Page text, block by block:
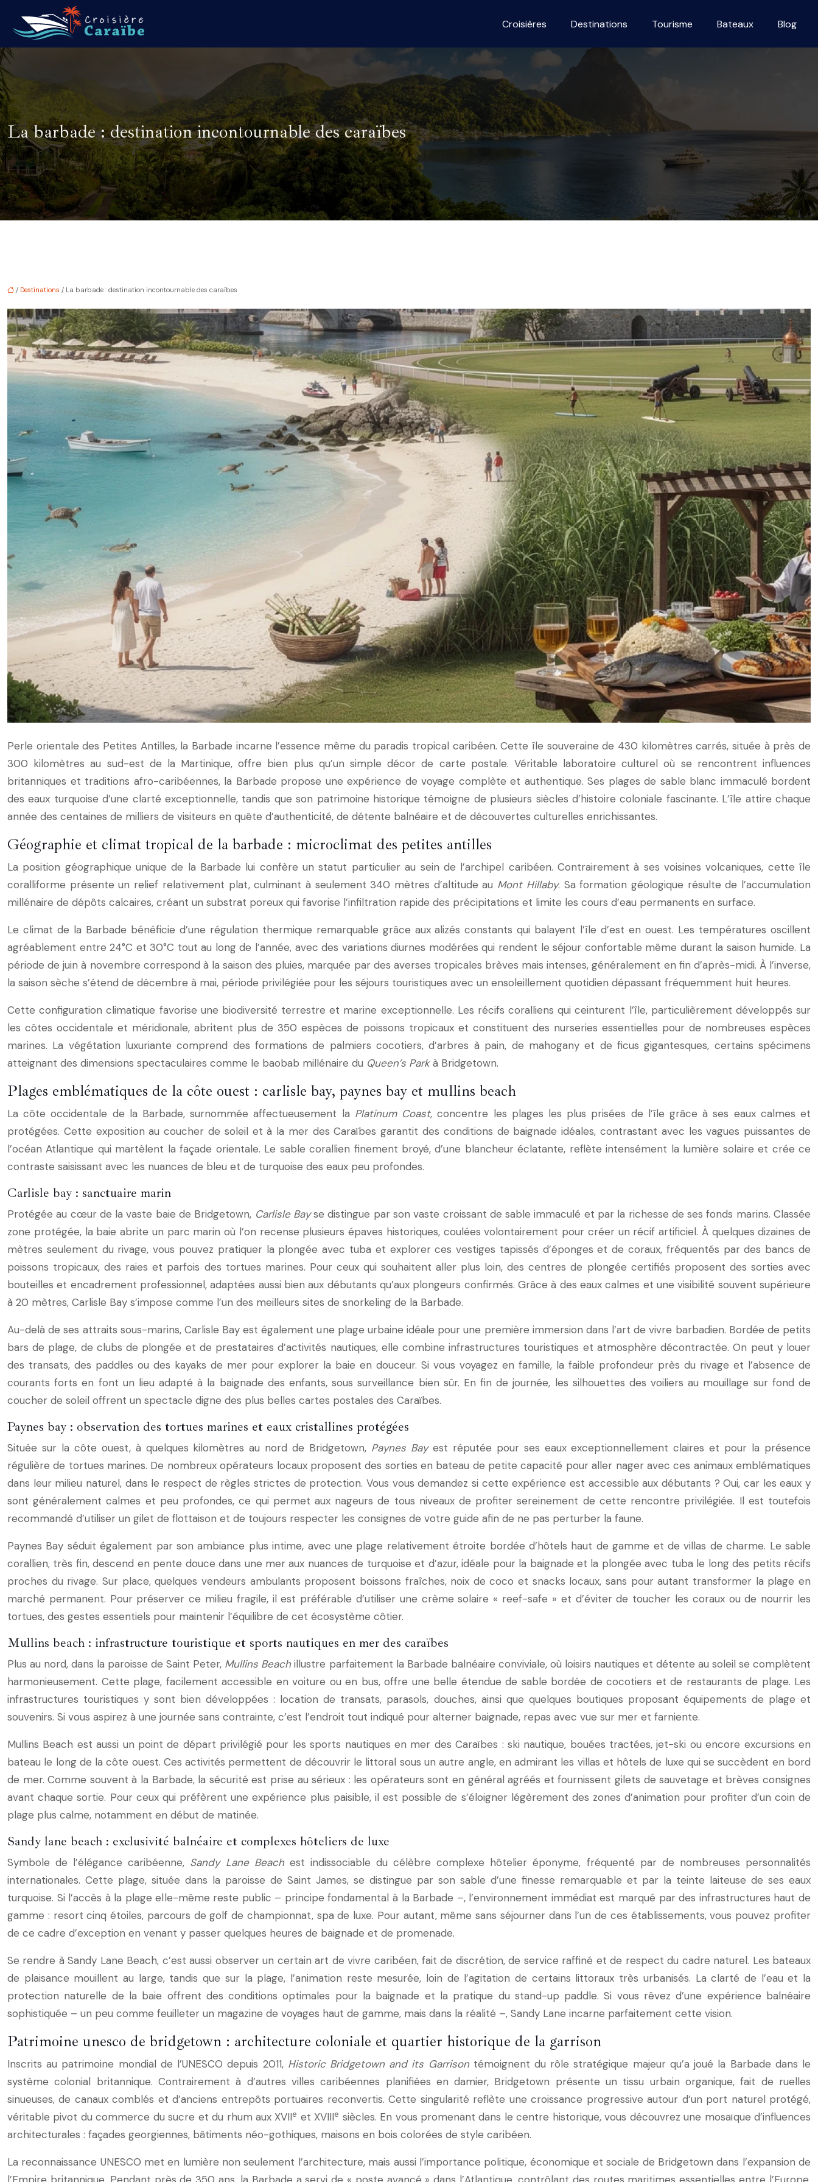
Croisières Destinations Tourisme Bateaux Blog
La barbade : destination incontournable des caraïbes
/ Destinations / La barbade : destination incontournable des caraïbes
Perle orientale des Petites Antilles, la Barbade incarne l’essence même du paradis tropical caribéen. Cette île souveraine de 430 kilomètres carrés, située à près de
300 kilomètres au sud-est de la Martinique, offre bien plus qu’un simple décor de carte postale. Véritable laboratoire culturel où se rencontrent influences
britanniques et traditions afro-caribéennes, la Barbade propose une expérience de voyage complète et authentique. Ses plages de sable blanc immaculé bordent
des eaux turquoise d’une clarté exceptionnelle, tandis que son patrimoine historique témoigne de plusieurs siècles d’histoire coloniale fascinante. L’île attire chaque
année des centaines de milliers de visiteurs en quête d’authenticité, de détente balnéaire et de découvertes culturelles enrichissantes.
Géographie et climat tropical de la barbade : microclimat des petites antilles
La position géographique unique de la Barbade lui confère un statut particulier au sein de l’archipel caribéen. Contrairement à ses voisines volcaniques, cette île
coralliforme présente un relief relativement plat, culminant à seulement 340 mètres d’altitude au Mont Hillaby. Sa formation géologique résulte de l’accumulation
millénaire de dépôts calcaires, créant un substrat poreux qui favorise l’infiltration rapide des précipitations et limite les cours d’eau permanents en surface.
Le climat de la Barbade bénéficie d’une régulation thermique remarquable grâce aux alizés constants qui balayent l’île d’est en ouest. Les températures oscillent
agréablement entre 24°C et 30°C tout au long de l’année, avec des variations diurnes modérées qui rendent le séjour confortable même durant la saison humide. La
période de juin à novembre correspond à la saison des pluies, marquée par des averses tropicales brèves mais intenses, généralement en fin d’après-midi. À l’inverse,
la saison sèche s’étend de décembre à mai, période privilégiée pour les séjours touristiques avec un ensoleillement quotidien dépassant fréquemment huit heures.
Cette configuration climatique favorise une biodiversité terrestre et marine exceptionnelle. Les récifs coralliens qui ceinturent l’île, particulièrement développés sur
les côtes occidentale et méridionale, abritent plus de 350 espèces de poissons tropicaux et constituent des nurseries essentielles pour de nombreuses espèces
marines. La végétation luxuriante comprend des formations de palmiers cocotiers, d’arbres à pain, de mahogany et de ficus gigantesques, certains spécimens
atteignant des dimensions spectaculaires comme le baobab millénaire du Queen’s Parkà Bridgetown.
Plages emblématiques de la côte ouest : carlisle bay, paynes bay et mullins beach
La côte occidentale de la Barbade, surnommée affectueusement la Platinum Coast, concentre les plages les plus prisées de l’île grâce à ses eaux calmes et
protégées. Cette exposition au coucher de soleil et à la mer des Caraïbes garantit des conditions de baignade idéales, contrastant avec les vagues puissantes de
l’océan Atlantique qui martèlent la façade orientale. Le sable corallien finement broyé, d’une blancheur éclatante, reflète intensément la lumière solaire et crée ce
contraste saisissant avec les nuances de bleu et de turquoise des eaux peu profondes.
Carlisle bay : sanctuaire marin
Protégée au cœur de la vaste baie de Bridgetown, Carlisle Bayse distingue par son vaste croissant de sable immaculé et par la richesse de ses fonds marins. Classée
zone protégée, la baie abrite un parc marin où l’on recense plusieurs épaves historiques, coulées volontairement pour créer un récif artificiel. À quelques dizaines de
mètres seulement du rivage, vous pouvez pratiquer la plongée avec tuba et explorer ces vestiges tapissés d’éponges et de coraux, fréquentés par des bancs de
poissons tropicaux, des raies et parfois des tortues marines. Pour ceux qui souhaitent aller plus loin, des centres de plongée certifiés proposent des sorties avec
bouteilles et encadrement professionnel, adaptées aussi bien aux débutants qu’aux plongeurs confirmés. Grâce à des eaux calmes et une visibilité souvent supérieure
à 20 mètres, Carlisle Bay s’impose comme l’un des meilleurs sites de snorkeling de la Barbade.
Au-delà de ses attraits sous-marins, Carlisle Bay est également une plage urbaine idéale pour une première immersion dans l’art de vivre barbadien. Bordée de petits
bars de plage, de clubs de plongée et de prestataires d’activités nautiques, elle combine infrastructures touristiques et atmosphère décontractée. On peut y louer
des transats, des paddles ou des kayaks de mer pour explorer la baie en douceur. Si vous voyagez en famille, la faible profondeur près du rivage et l’absence de
courants forts en font un lieu adapté à la baignade des enfants, sous surveillance bien sûr. En fin de journée, les silhouettes des voiliers au mouillage sur fond de
coucher de soleil offrent un spectacle digne des plus belles cartes postales des Caraïbes.
Paynes bay : observation des tortues marines et eaux cristallines protégées
Située sur la côte ouest, à quelques kilomètres au nord de Bridgetown, Paynes Bayest réputée pour ses eaux exceptionnellement claires et pour la présence
régulière de tortues marines. De nombreux opérateurs locaux proposent des sorties en bateau de petite capacité pour aller nager avec ces animaux emblématiques
dans leur milieu naturel, dans le respect de règles strictes de protection. Vous vous demandez si cette expérience est accessible aux débutants ? Oui, car les eaux y
sont généralement calmes et peu profondes, ce qui permet aux nageurs de tous niveaux de profiter sereinement de cette rencontre privilégiée. Il est toutefois
recommandé d’utiliser un gilet de flottaison et de toujours respecter les consignes de votre guide afin de ne pas perturber la faune.
Paynes Bay séduit également par son ambiance plus intime, avec une plage relativement étroite bordée d’hôtels haut de gamme et de villas de charme. Le sable
corallien, très fin, descend en pente douce dans une mer aux nuances de turquoise et d’azur, idéale pour la baignade et la plongée avec tuba le long des petits récifs
proches du rivage. Sur place, quelques vendeurs ambulants proposent boissons fraîches, noix de coco et snacks locaux, sans pour autant transformer la plage en
marché permanent. Pour préserver ce milieu fragile, il est préférable d’utiliser une crème solaire « reef-safe » et d’éviter de toucher les coraux ou de nourrir les
tortues, des gestes essentiels pour maintenir l’équilibre de cet écosystème côtier.
Mullins beach : infrastructure touristique et sports nautiques en mer des caraïbes
Plus au nord, dans la paroisse de Saint Peter, Mullins Beachillustre parfaitement la Barbade balnéaire conviviale, où loisirs nautiques et détente au soleil se complètent
harmonieusement. Cette plage, facilement accessible en voiture ou en bus, offre une belle étendue de sable bordée de cocotiers et de restaurants de plage. Les
infrastructures touristiques y sont bien développées : location de transats, parasols, douches, ainsi que quelques boutiques proposant équipements de plage et
souvenirs. Si vous aspirez à une journée sans contrainte, c’est l’endroit tout indiqué pour alterner baignade, repas avec vue sur mer et farniente.
Mullins Beach est aussi un point de départ privilégié pour les sports nautiques en mer des Caraïbes : ski nautique, bouées tractées, jet-ski ou encore excursions en
bateau le long de la côte ouest. Ces activités permettent de découvrir le littoral sous un autre angle, en admirant les villas et hôtels de luxe qui se succèdent en bord
de mer. Comme souvent à la Barbade, la sécurité est prise au sérieux : les opérateurs sont en général agréés et fournissent gilets de sauvetage et brèves consignes
avant chaque sortie. Pour ceux qui préfèrent une expérience plus paisible, il est possible de s’éloigner légèrement des zones d’animation pour profiter d’un coin de
plage plus calme, notamment en début de matinée.
Sandy lane beach : exclusivité balnéaire et complexes hôteliers de luxe
Symbole de l’élégance caribéenne, Sandy Lane Beachest indissociable du célèbre complexe hôtelier éponyme, fréquenté par de nombreuses personnalités
internationales. Cette plage, située dans la paroisse de Saint James, se distingue par son sable d’une finesse remarquable et par la teinte laiteuse de ses eaux
turquoise. Si l’accès à la plage elle-même reste public – principe fondamental à la Barbade –, l’environnement immédiat est marqué par des infrastructures haut de
gamme : resort cinq étoiles, parcours de golf de championnat, spa de luxe. Pour autant, même sans séjourner dans l’un de ces établissements, vous pouvez profiter
de ce cadre d’exception en venant y passer quelques heures de baignade et de promenade.
Se rendre à Sandy Lane Beach, c’est aussi observer un certain art de vivre caribéen, fait de discrétion, de service raffiné et de respect du cadre naturel. Les bateaux
de plaisance mouillent au large, tandis que sur la plage, l’animation reste mesurée, loin de l’agitation de certains littoraux très urbanisés. La clarté de l’eau et la
protection naturelle de la baie offrent des conditions optimales pour la baignade et la pratique du stand-up paddle. Si vous rêvez d’une expérience balnéaire
sophistiquée – un peu comme feuilleter un magazine de voyages haut de gamme, mais dans la réalité –, Sandy Lane incarne parfaitement cette vision.
Patrimoine unesco de bridgetown : architecture coloniale et quartier historique de la garrison
Inscrits au patrimoine mondial de l’UNESCO depuis 2011, Historic Bridgetown and its Garrisontémoignent du rôle stratégique majeur qu’a joué la Barbade dans le
système colonial britannique. Contrairement à d’autres villes caribéennes planifiées en damier, Bridgetown présente un tissu urbain organique, fait de ruelles
sinueuses, de canaux comblés et d’anciens entrepôts portuaires reconvertis. Cette singularité reflète une croissance progressive autour d’un port naturel protégé,
véritable pivot du commerce du sucre et du rhum aux XVIIe et XVIIIe siècles. En vous promenant dans le centre historique, vous découvrez une mosaïque d’influences
architecturales : façades georgiennes, bâtiments néo-gothiques, maisons en bois colorées de style caribéen.
La reconnaissance UNESCO met en lumière non seulement l’architecture, mais aussi l’importance politique, économique et sociale de Bridgetown dans l’expansion de